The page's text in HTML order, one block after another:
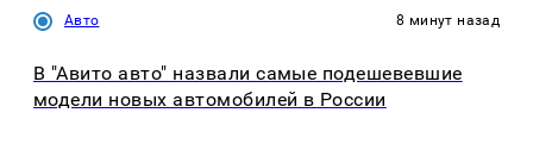
Авто 8 минут назад
В "Авито авто" назвали самые подешевевшие
модели новых автомобилей в России